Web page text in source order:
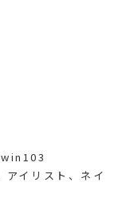
アイリスト、ネイ